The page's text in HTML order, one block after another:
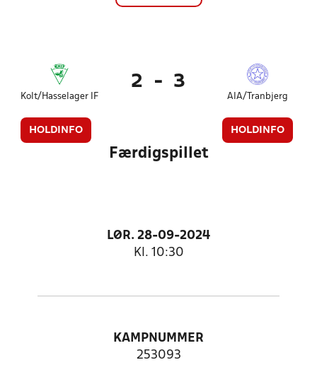
Kolt/Hasselager IF
HOLDINFO
2 - 3
AIA/Tranbjerg
HOLDINFO
Færdigspillet
LØR. 28-09-2024
Kl. 10:30
KAMPNUMMER
253093